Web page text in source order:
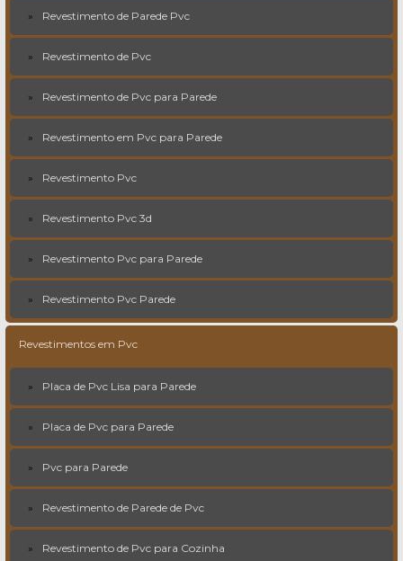
Revestimento de Parede Pvc
Revestimento de Pvc
Revestimento de Pvc para Parede
Revestimento em Pvc para Parede
Revestimento Pvc
Revestimento Pvc 3d
Revestimento Pvc para Parede
Revestimento Pvc Parede
Revestimentos em Pvc
Placa de Pvc Lisa para Parede
Placa de Pvc para Parede
Pvc para Parede
Revestimento de Parede de Pvc
Revestimento de Pvc para Cozinha